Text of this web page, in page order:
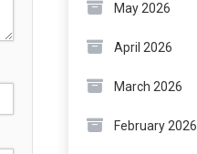
May 2026
April 2026
March 2026
February 2026